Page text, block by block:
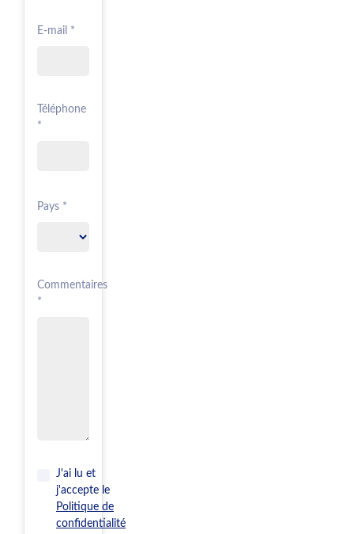
E-mail *
Téléphone
*
Pays *
Commentaires
*
J'ai lu et
j'accepte le
Politique de
confidentialité